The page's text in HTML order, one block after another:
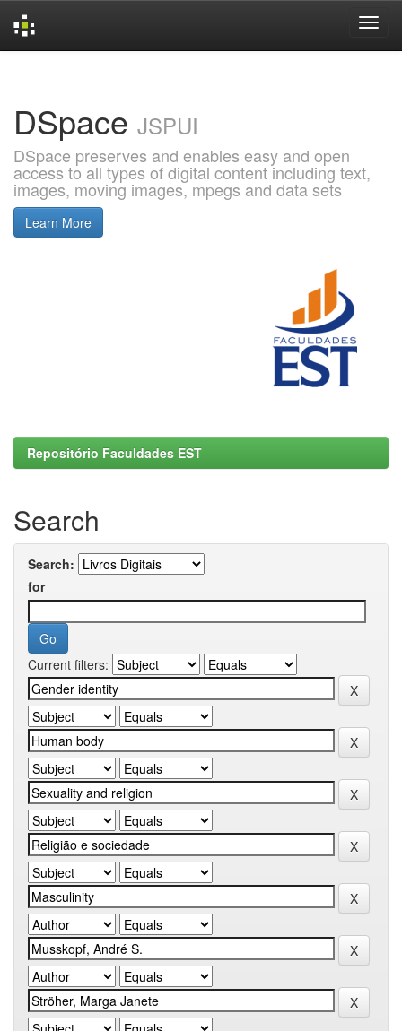
DSpace JSPUI
DSpace preserves and enables easy and open
access to all types of digital content including text,
images, moving images, mpegs and data sets
Learn More
Repositório Faculdades EST
Search
Search:
for
Current filters: